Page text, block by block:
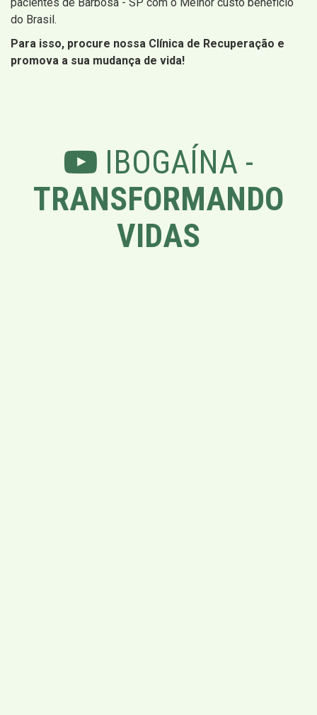
pacientes de Barbosa - SP com o Melhor custo beneficio
do Brasil.
Para isso, procure nossa Clínica de Recuperação e
promova a sua mudança de vida!
IBOGAÍNA -
TRANSFORMANDO
VIDAS